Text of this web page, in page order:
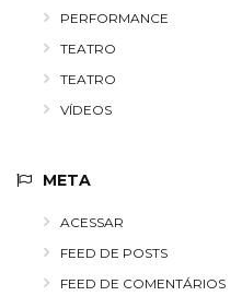
PERFORMANCE
TEATRO
TEATRO
VÍDEOS
META
ACESSAR
FEED DE POSTS
FEED DE COMENTÁRIOS